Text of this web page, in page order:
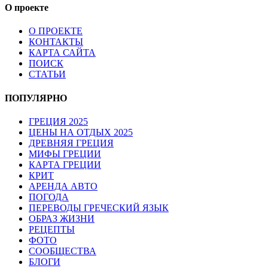
О проекте
О ПРОЕКТЕ
КОНТАКТЫ
КАРТА САЙТА
ПОИСК
СТАТЬИ
ПОПУЛЯРНО
ГРЕЦИЯ 2025
ЦЕНЫ НА ОТДЫХ 2025
ДРЕВНЯЯ ГРЕЦИЯ
МИФЫ ГРЕЦИИ
КАРТА ГРЕЦИИ
КРИТ
АРЕНДА АВТО
ПОГОДА
ПЕРЕВОДЫ ГРЕЧЕСКИЙ ЯЗЫК
ОБРАЗ ЖИЗНИ
РЕЦЕПТЫ
ФОТО
СООБЩЕСТВА
БЛОГИ